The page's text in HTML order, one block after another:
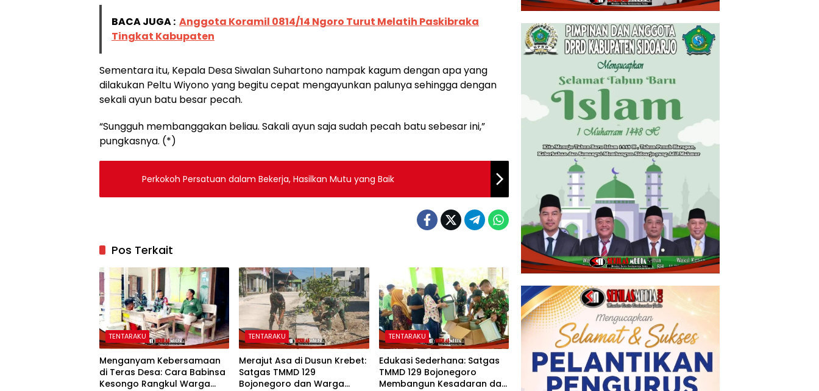
BACA JUGA : Anggota Koramil 0814/14 Ngoro Turut Melatih Paskibraka
Tingkat Kabupaten
Sementara itu, Kepala Desa Siwalan Suhartono nampak kagum dengan apa yang
dilakukan Peltu Wiyono yang begitu cepat mengayunkan palunya sehingga dengan
sekali ayun batu besar pecah.
“Sungguh membanggakan beliau. Sakali ayun saja sudah pecah batu sebesar ini,”
pungkasnya. (*)
Perkokoh Persatuan dalam Bekerja, Hasilkan Mutu yang Baik
Pos Terkait
TENTARAKU
Menganyam Kebersamaan
di Teras Desa: Cara Babinsa
Kesongo Rangkul Warga
TENTARAKU
Merajut Asa di Dusun Krebet:
Satgas TMMD 129
Bojonegoro dan Warga
TENTARAKU
Edukasi Sederhana: Satgas
TMMD 129 Bojonegoro
Membangun Kesadaran dan